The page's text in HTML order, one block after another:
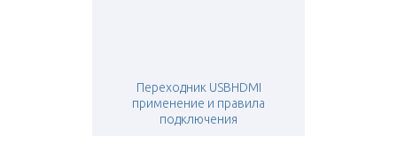
Переходник USBHDMI
применение и правила
подключения